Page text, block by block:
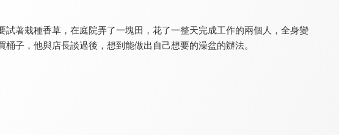
9.4
關於我轉生變成史萊姆這檔事
全 24 集
8.8
月與萊卡與吸血公主
全 12 集
8.1
幕末替身傳說
全 12 集
著栽種香草，在庭院弄了一塊田，花了一整天完成工作的兩個人，全身變
子，他與店長談過後，想到能做出自己想要的澡盆的辦法。